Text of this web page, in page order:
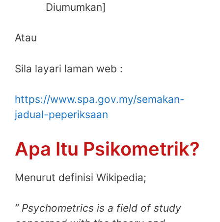
Diumumkan]
Atau
Sila layari laman web :
https://www.spa.gov.my/semakan-
jadual-peperiksaan
Apa Itu Psikometrik?
Menurut definisi Wikipedia;
” Psychometrics is a field of study